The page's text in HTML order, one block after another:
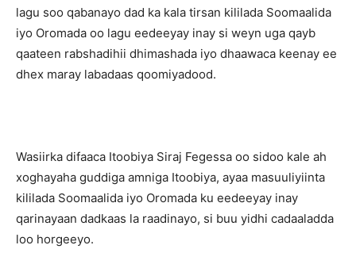
lagu soo qabanayo dad ka kala tirsan kililada Soomaalida
iyo Oromada oo lagu eedeeyay inay si weyn uga qayb
qaateen rabshadihii dhimashada iyo dhaawaca keenay ee
dhex maray labadaas qoomiyadood.
Wasiirka difaaca Itoobiya Siraj Fegessa oo sidoo kale ah
xoghayaha guddiga amniga Itoobiya, ayaa masuuliyiinta
kililada Soomaalida iyo Oromada ku eedeeyay inay
qarinayaan dadkaas la raadinayo, si buu yidhi cadaaladda
loo horgeeyo.